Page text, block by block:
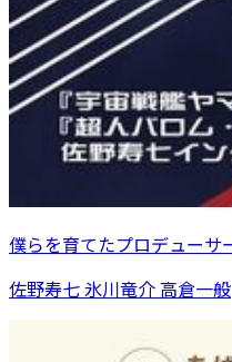
僕らを育てたプロデューサ
佐野寿七 氷川竜介 高倉一般